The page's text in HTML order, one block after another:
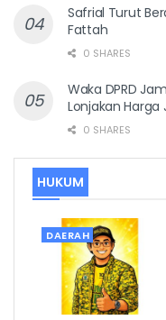
Safrial Turut
Fattah
0 SHARES
Waka DPRD
Lonjakan
0 SHARES
HUKUM
DAERAH